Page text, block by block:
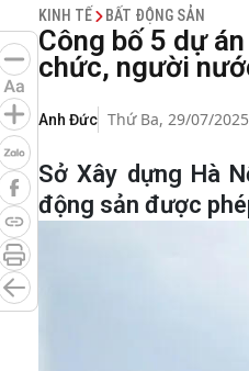
KINH TẾ BẤT ĐỘNG SẢN
Công bố 5 dự
chức, người
Anh Đức Thứ Ba, 29/07/
Sở Xây dựng Hà
động sản được